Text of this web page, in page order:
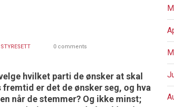
0 comments
hvilket parti de ønsker at skal
er det de ønsker seg, og hva
når de stemmer? Og ikke minst;